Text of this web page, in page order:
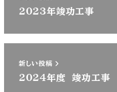
2023年竣功工事
新しい投稿
2024年度 竣功工事